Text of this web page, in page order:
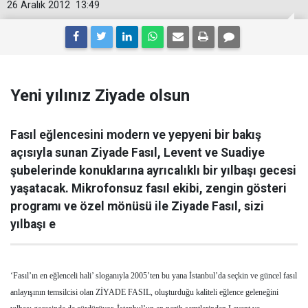
13:49
26 Aralık 2012
Yeni yılınız Ziyade olsun
Fasıl eğlencesini modern ve yepyeni bir bakış
açısıyla sunan Ziyade Fasıl, Levent ve Suadiye
şubelerinde konuklarına ayrıcalıklı bir yılbaşı gecesi
yaşatacak. Mikrofonsuz fasıl ekibi, zengin gösteri
programı ve özel mönüsü ile Ziyade Fasıl, sizi
yılbaşı e
‘Fasıl’ın en eğlenceli hali’ sloganıyla 2005’ten bu yana İstanbul’da seçkin ve güncel fasıl
anlayışının temsilcisi olan ZİYADE FASIL, oluşturduğu kaliteli eğlence geleneğini